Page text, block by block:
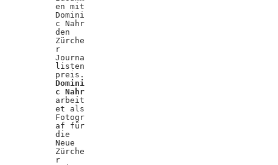
en mit
Domini
c Nahr
den
Zürche
r
Journa
listen
preis.
Domini
c Nahr
arbeit
et als
Fotogr
af für
die
Neue
Zürche
r